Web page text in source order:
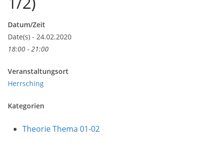
Datum/Zeit
Date(s) - 24.02.2020
18:00 - 21:00
Veranstaltungsort
Herrsching
Kategorien
Theorie Thema 01-02